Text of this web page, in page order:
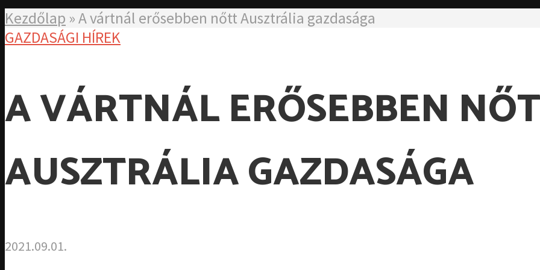
Kezdőlap »A vártnál erősebben nőtt Ausztrália gazdasága
GAZDASÁGI HÍREK
A VÁRTNÁL ERŐSEBBEN
AUSZTRÁLIA GAZDASÁGA
2021.09.01.